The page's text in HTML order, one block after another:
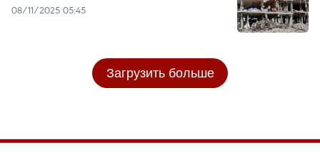
08/11/2025 05:45
Загрузить больше